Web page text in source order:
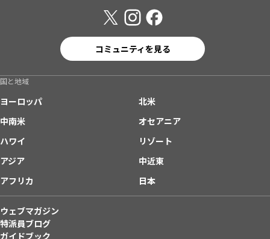
コミュニティを見る
国と地域
ヨーロッパ
北米
中南米
オセアニア
ハワイ
リゾート
アジア
中近東
アフリカ
日本
ウェブマガジン
特派員ブログ
ガイドブック